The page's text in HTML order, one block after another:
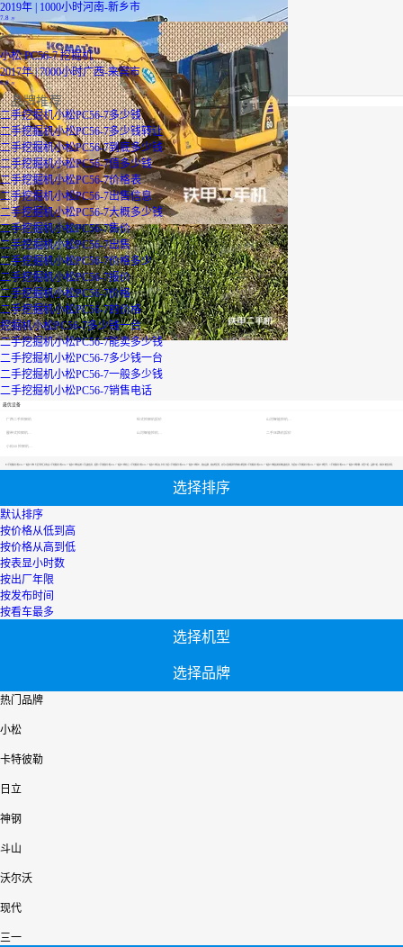
2019年 | 1000小时河南-新乡市
7.8
小松 PC56-7 挖掘机
2017年 | 7000小时广西-来宾市
6.8万
品牌推荐
二手挖掘机小松PC56-7多少钱
二手挖掘机小松PC56-7多少钱转让
二手挖掘机小松PC56-7到底多少钱
二手挖掘机小松PC56-7值多少钱
二手挖掘机小松PC56-7价格表
二手挖掘机小松PC56-7出售信息
二手挖掘机小松PC56-7大概多少钱
二手挖掘机小松PC56-7售价
二手挖掘机小松PC56-7出售
二手挖掘机小松PC56-7价格多少
二手挖掘机小松PC56-7报价
二手挖掘机小松PC56-7价格
二手挖掘机小松PC56-7的价格
挖掘机小松PC56-7多少钱一台
二手挖掘机小松PC56-7能卖多少钱
二手挖掘机小松PC56-7多少钱一台
二手挖掘机小松PC56-7一般多少钱
二手挖掘机小松PC56-7销售电话
最优设备
广西二手挖掘机 轮式挖掘机报价
二手压路机报价
选择排序
默认排序
按价格从低到高
按价格从高到低
按表显小时数
按出厂年限
按发布时间
按看车最多
选择机型
选择品牌
热门品牌
小松
卡特彼勒
日立
神钢
斗山
沃尔沃
现代
三一